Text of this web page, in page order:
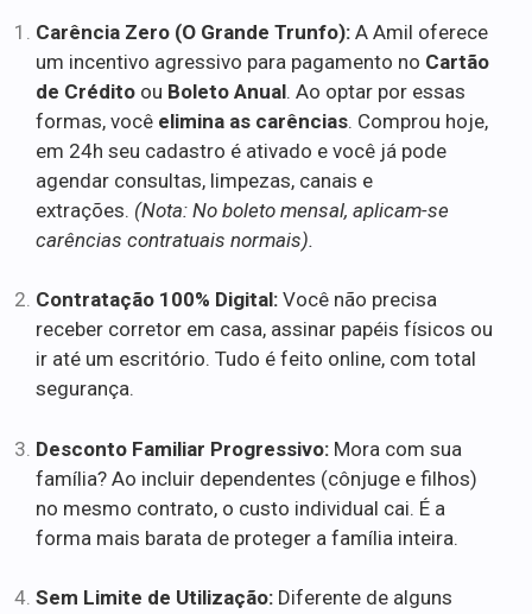
Carência Zero (O Grande Trunfo): A Amil oferece
um incentivo agressivo para pagamento no Cartão
de Crédito ou Boleto Anual. Ao optar por essas
formas, você elimina as carências. Comprou hoje,
em 24h seu cadastro é ativado e você já pode
agendar consultas, limpezas, canais e
extrações. (Nota: No boleto mensal, aplicam-se
carências contratuais normais).
Contratação 100% Digital: Você não precisa
receber corretor em casa, assinar papéis físicos ou
ir até um escritório. Tudo é feito online, com total
segurança.
Desconto Familiar Progressivo: Mora com sua
família? Ao incluir dependentes (cônjuge e filhos)
no mesmo contrato, o custo individual cai. É a
forma mais barata de proteger a família inteira.
Sem Limite de Utilização: Diferente de alguns